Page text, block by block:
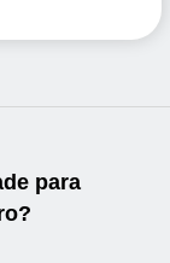
para